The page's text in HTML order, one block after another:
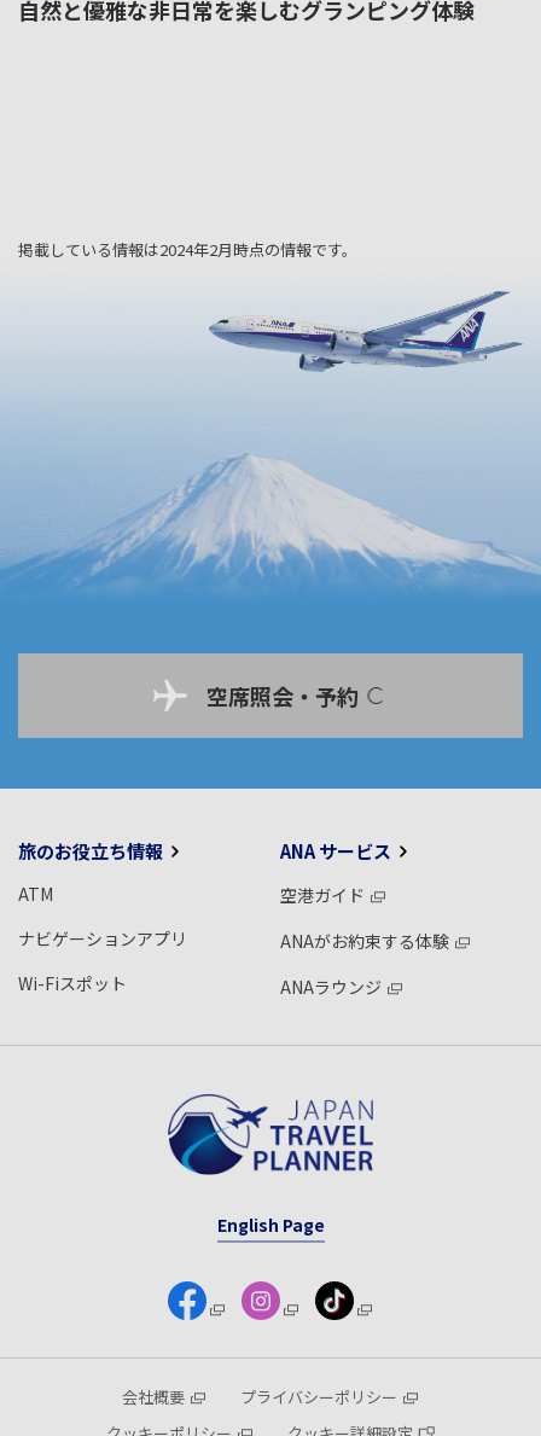
自然と優雅な非日常を楽しむグランピング体験
掲載している情報は2024年2月時点の情報です。
空席照会・予約
旅のお役立ち情報
ATM
ナビゲーションアプリ
Wi-Fiスポット
ANA サービス
空港ガイド
ANAがお約束する体験
ANAラウンジ
English Page
会社概要
プライバシーポリシー